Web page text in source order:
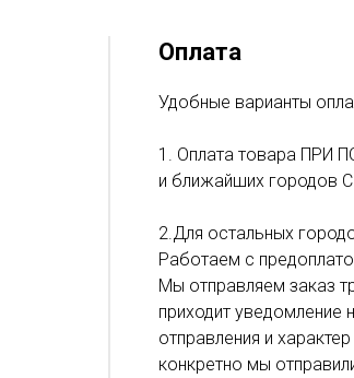
Оплата
Удобные варианты
1. Оплата товара ПРИ
и ближайших городов
2.Для остальных
Работаем с
Мы отправляем заказ
приходит уведомление
отправления и
конкретно мы